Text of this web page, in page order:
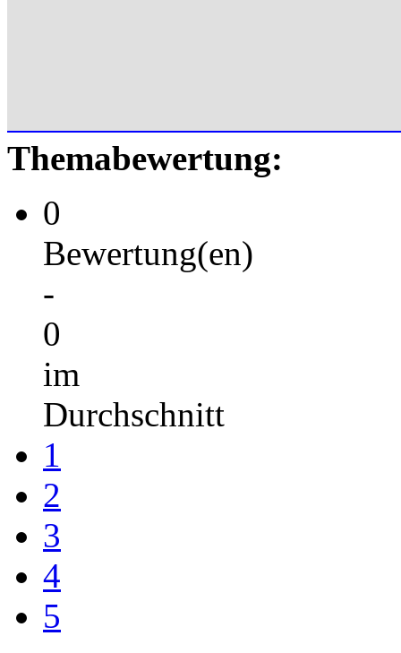
Themabewertung:
0
Bewertung(en)
-
0
im
Durchschnitt
1
2
3
4
5